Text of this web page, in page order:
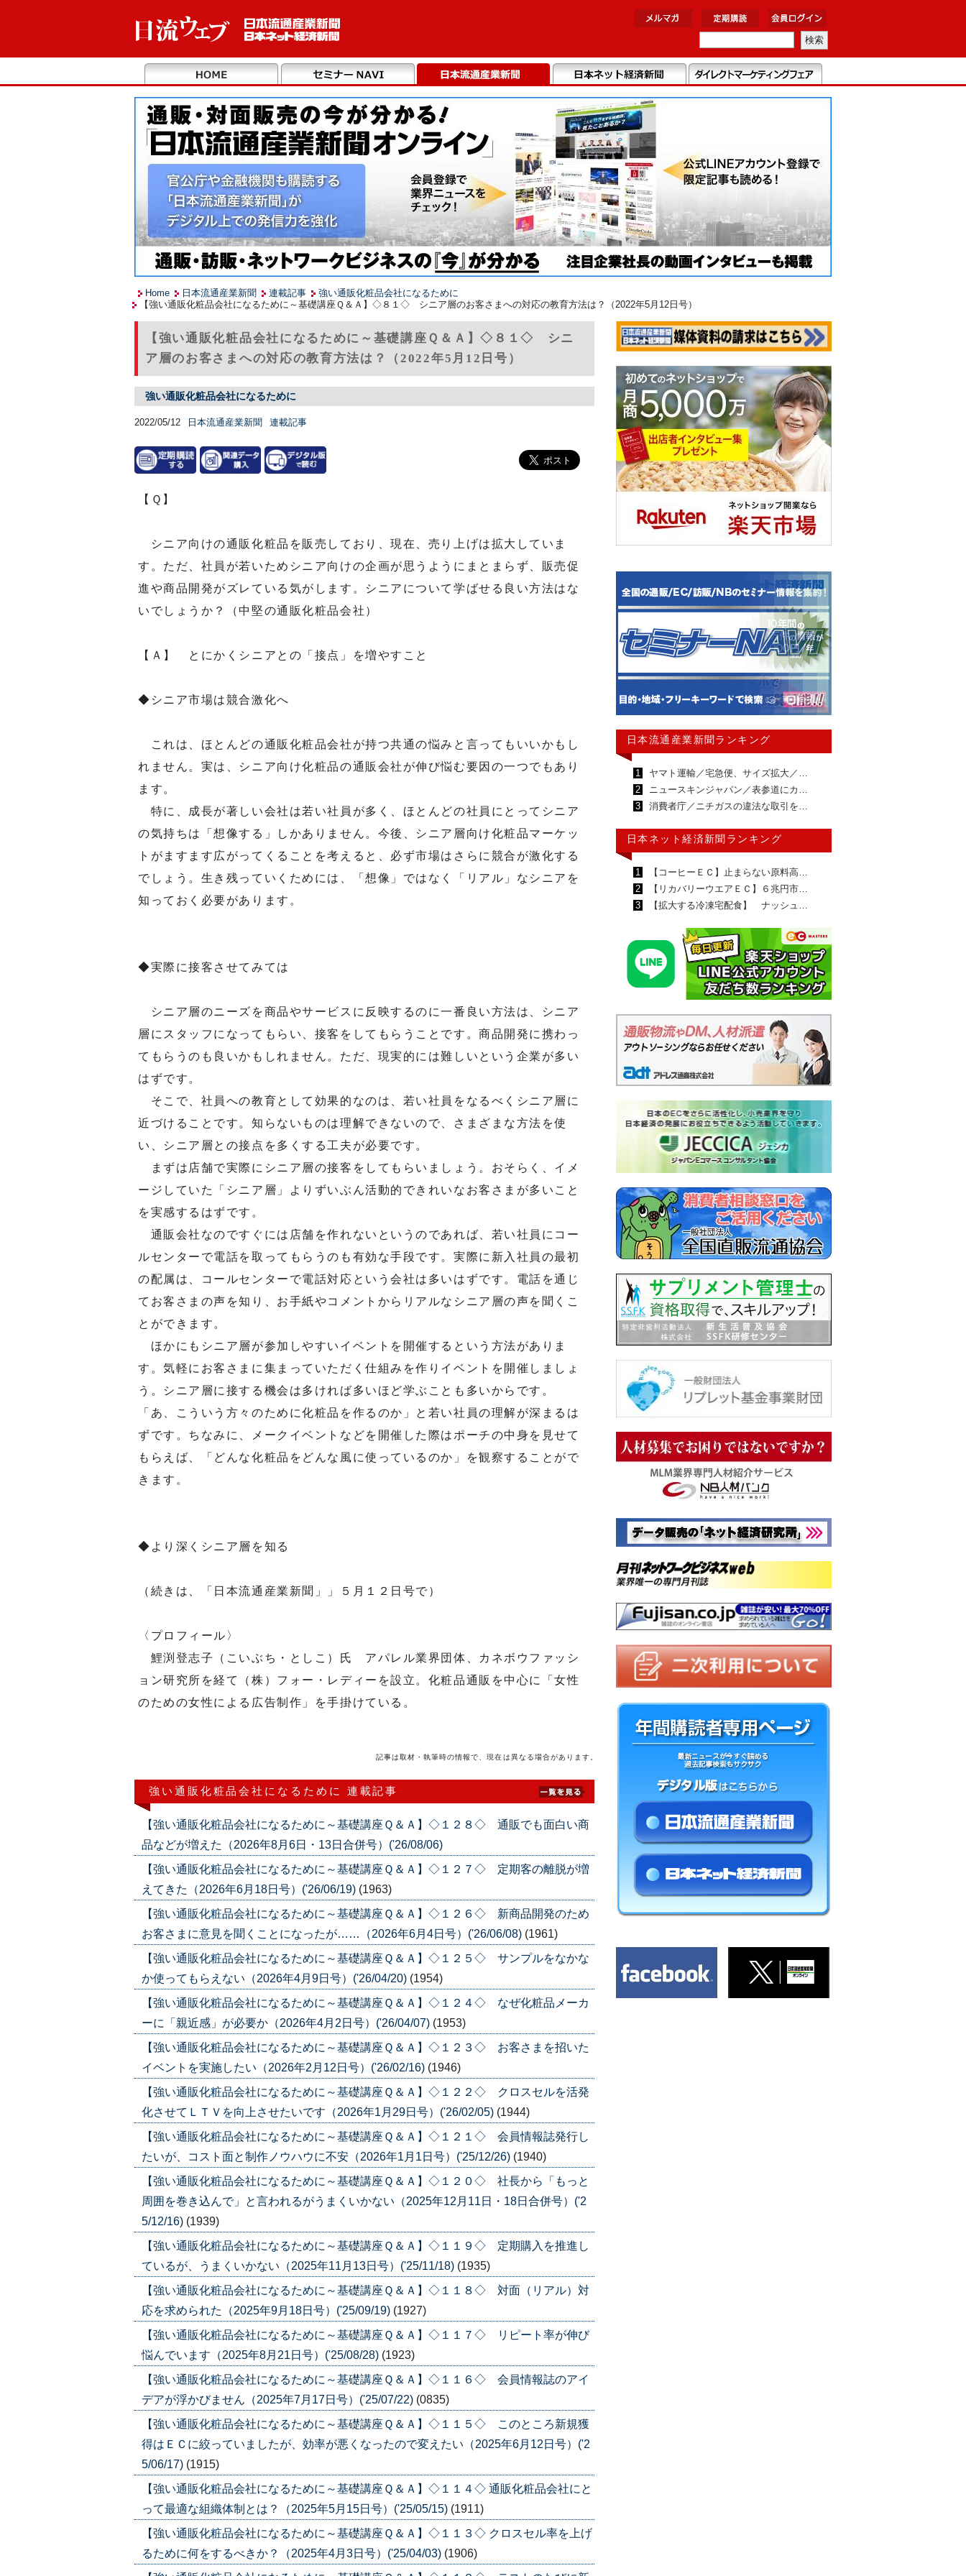
Home 日本流通産業新聞 連載記事
強い通販化粧品会社になるために
【強い通販化粧品会社になるために～基礎講座Ｑ＆Ａ】◇８１◇ シニア層のお客さまへの対応の教育方法は？（2022年5月12日号）
【強い通販化粧品会社になるために～基礎講座Ｑ＆Ａ】◇８１◇ シニ
ア層のお客さまへの対応の教育方法は？（2022年5月12日号）
強い通販化粧品会社になるために
2022/05/12 日本流通産業新聞 連載記事
【Ｑ】
シニア向けの通販化粧品を販売しており、現在、売り上げは拡大していま
す。ただ、社員が若いためシニア向けの企画が思うようにまとまらず、販売促
進や商品開発がズレている気がします。シニアについて学ばせる良い方法はな
いでしょうか？（中堅の通販化粧品会社）
【Ａ】 とにかくシニアとの「接点」を増やすこと
◆シニア市場は競合激化へ
これは、ほとんどの通販化粧品会社が持つ共通の悩みと言ってもいいかもし
れません。実は、シニア向け化粧品の通販会社が伸び悩む要因の一つでもあり
ます。
特に、成長が著しい会社は若い社員が多く、ほとんどの社員にとってシニア
の気持ちは「想像する」しかありません。今後、シニア層向け化粧品マーケッ
トがますます広がってくることを考えると、必ず市場はさらに競合が激化する
でしょう。生き残っていくためには、「想像」ではなく「リアル」なシニアを
知っておく必要があります。
◆実際に接客させてみては
シニア層のニーズを商品やサービスに反映するのに一番良い方法は、シニア
層にスタッフになってもらい、接客をしてもらうことです。商品開発に携わっ
てもらうのも良いかもしれません。ただ、現実的には難しいという企業が多い
はずです。
そこで、社員への教育として効果的なのは、若い社員をなるべくシニア層に
近づけることです。知らないものは理解できないので、さまざまな方法を使
い、シニア層との接点を多くする工夫が必要です。
まずは店舗で実際にシニア層の接客をしてもらいましょう。おそらく、イメ
ージしていた「シニア層」よりずいぶん活動的できれいなお客さまが多いこと
を実感するはずです。
通販会社なのですぐには店舗を作れないというのであれば、若い社員にコー
ルセンターで電話を取ってもらうのも有効な手段です。実際に新入社員の最初
の配属は、コールセンターで電話対応という会社は多いはずです。電話を通じ
てお客さまの声を知り、お手紙やコメントからリアルなシニア層の声を聞くこ
とができます。
ほかにもシニア層が参加しやすいイベントを開催するという方法がありま
す。気軽にお客さまに集まっていただく仕組みを作りイベントを開催しましょ
う。シニア層に接する機会は多ければ多いほど学ぶことも多いからです。
「あ、こういう方々のために化粧品を作るのか」と若い社員の理解が深まるは
ずです。ちなみに、メークイベントなどを開催した際はポーチの中身を見せて
もらえば、「どんな化粧品をどんな風に使っているのか」を観察することがで
きます。
◆より深くシニア層を知る
（続きは、「日本流通産業新聞」」５月１２日号で）
〈プロフィール〉
鯉渕登志子（こいぶち・としこ）氏 アパレル業界団体、カネボウファッシ
ョン研究所を経て（株）フォー・レディーを設立。化粧品通販を中心に「女性
のための女性による広告制作」を手掛けている。
記事は取材・執筆時の情報で、現在は異なる場合があります。
強い通販化粧品会社になるために 連載記事
【強い通販化粧品会社になるために～基礎講座Ｑ＆Ａ】◇１２８◇ 通販でも面白い商
品などが増えた（2026年8月6日・13日合併号）('26/08/06)
【強い通販化粧品会社になるために～基礎講座Ｑ＆Ａ】◇１２７◇ 定期客の離脱が増
えてきた（2026年6月18日号）('26/06/19) (1963)
【強い通販化粧品会社になるために～基礎講座Ｑ＆Ａ】◇１２６◇ 新商品開発のため
お客さまに意見を聞くことになったが……（2026年6月4日号）('26/06/08) (1961)
【強い通販化粧品会社になるために～基礎講座Ｑ＆Ａ】◇１２５◇ サンプルをなかな
か使ってもらえない（2026年4月9日号）('26/04/20) (1954)
【強い通販化粧品会社になるために～基礎講座Ｑ＆Ａ】◇１２４◇ なぜ化粧品メーカ
ーに「親近感」が必要か（2026年4月2日号）('26/04/07) (1953)
【強い通販化粧品会社になるために～基礎講座Ｑ＆Ａ】◇１２３◇ お客さまを招いた
イベントを実施したい（2026年2月12日号）('26/02/16) (1946)
【強い通販化粧品会社になるために～基礎講座Ｑ＆Ａ】◇１２２◇ クロスセルを活発
化させてＬＴＶを向上させたいです（2026年1月29日号）('26/02/05) (1944)
【強い通販化粧品会社になるために～基礎講座Ｑ＆Ａ】◇１２１◇ 会員情報誌発行し
たいが、コスト面と制作ノウハウに不安（2026年1月1日号）('25/12/26) (1940)
【強い通販化粧品会社になるために～基礎講座Ｑ＆Ａ】◇１２０◇ 社長から「もっと
周囲を巻き込んで」と言われるがうまくいかない（2025年12月11日・18日合併号）('2
5/12/16) (1939)
【強い通販化粧品会社になるために～基礎講座Ｑ＆Ａ】◇１１９◇ 定期購入を推進し
ているが、うまくいかない（2025年11月13日号）('25/11/18) (1935)
【強い通販化粧品会社になるために～基礎講座Ｑ＆Ａ】◇１１８◇ 対面（リアル）対
応を求められた（2025年9月18日号）('25/09/19) (1927)
【強い通販化粧品会社になるために～基礎講座Ｑ＆Ａ】◇１１７◇ リピート率が伸び
悩んでいます（2025年8月21日号）('25/08/28) (1923)
【強い通販化粧品会社になるために～基礎講座Ｑ＆Ａ】◇１１６◇ 会員情報誌のアイ
デアが浮かびません（2025年7月17日号）('25/07/22) (0835)
【強い通販化粧品会社になるために～基礎講座Ｑ＆Ａ】◇１１５◇ このところ新規獲
得はＥＣに絞っていましたが、効率が悪くなったので変えたい（2025年6月12日号）('2
5/06/17) (1915)
【強い通販化粧品会社になるために～基礎講座Ｑ＆Ａ】◇１１４◇ 通販化粧品会社にと
って最適な組織体制とは？（2025年5月15日号）('25/05/15) (1911)
【強い通販化粧品会社になるために～基礎講座Ｑ＆Ａ】◇１１３◇ クロスセル率を上げ
るために何をするべきか？（2025年4月3日号）('25/04/03) (1906)
日本流通産業新聞ランキング
1
ヤマト運輸／宅急便、サイズ拡大／…
2
ニュースキンジャパン／表参道にカ…
3
消費者庁／ニチガスの違法な取引を…
日本ネット経済新聞ランキング
1
【コーヒーＥＣ】止まらない原料高…
2
【リカバリーウエアＥＣ】６兆円市…
3
【拡大する冷凍宅配食】 ナッシュ…